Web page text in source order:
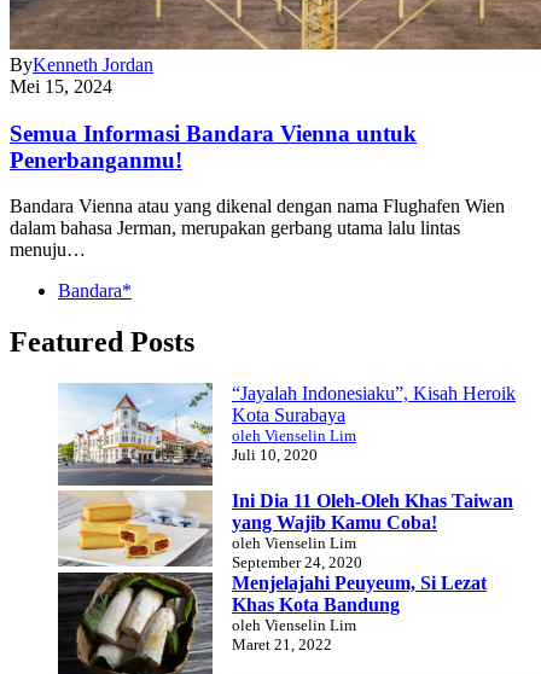
ByKenneth Jordan
Mei 15, 2024
Semua Informasi Bandara Vienna untuk
Penerbanganmu!
Bandara Vienna atau yang dikenal dengan nama Flughafen Wien
dalam bahasa Jerman, merupakan gerbang utama lalu lintas
menuju…
Bandara*
Featured Posts
“Jayalah Indonesiaku”, Kisah Heroik
Kota Surabaya
oleh Vienselin Lim
Juli 10, 2020
Ini Dia 11 Oleh-Oleh Khas Taiwan
yang Wajib Kamu Coba!
oleh Vienselin Lim
September 24, 2020
Menjelajahi Peuyeum, Si Lezat
Khas Kota Bandung
oleh Vienselin Lim
Maret 21, 2022